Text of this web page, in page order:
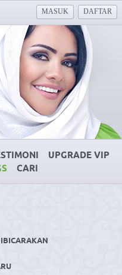
MASUK DAFTAR
UPGRADE VIP
CARI